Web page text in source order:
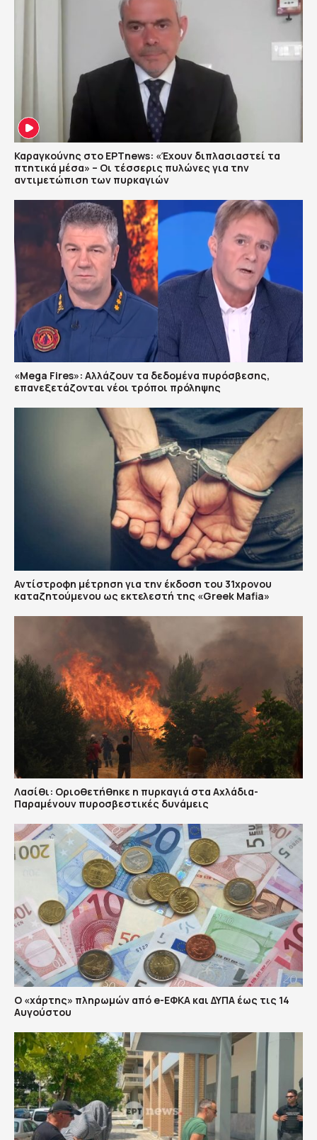
Καραγκούνης στο ΕΡΤnews: «Έχουν διπλασιαστεί τα
πτητικά μέσα» – Οι τέσσερις πυλώνες για την
αντιμετώπιση των πυρκαγιών
«Mega Fires»: Αλλάζουν τα δεδομένα πυρόσβεσης,
επανεξετάζονται νέοι τρόποι πρόληψης
Αντίστροφη μέτρηση για την έκδοση του 31χρονου
καταζητούμενου ως εκτελεστή της «Greek Mafia»
Λασίθι: Οριοθετήθηκε η πυρκαγιά στα Αχλάδια-
Παραμένουν πυροσβεστικές δυνάμεις
Ο «χάρτης» πληρωμών από e-ΕΦΚΑ και ΔΥΠΑ έως τις 14
Αυγούστου